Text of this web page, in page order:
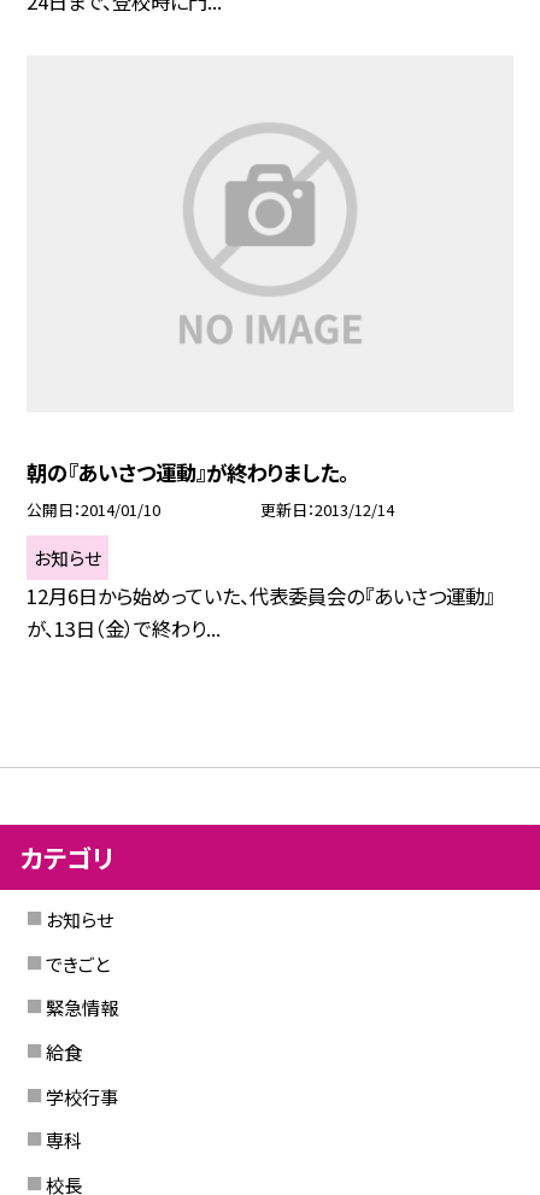
朝の『あいさつ運動』が終わりました。
公開日 2014/01/10 更新日 2013/12/14
お知らせ
12月6日から始めっていた、代表委員会の『あいさつ運動』
が、13日（金）で終わり...
カテゴリ
お知らせ
できごと
緊急情報
給食
学校行事
専科
校長